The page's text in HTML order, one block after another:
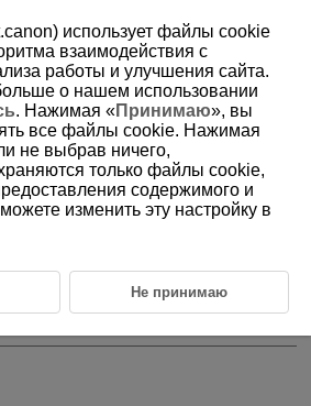
GPS
GPS
можно выполнять с помощью GPS-
отдельно) или смартфона с поддержкой
использует файлы cookie
взаимодействия с
работы и улучшения сайта.
о нашем использовании
. Нажимая «Принимаю», вы
все файлы cookie. Нажимая
не выбрав ничего,
только файлы cookie,
содержимого и
изменить эту настройку в
Не принимаю